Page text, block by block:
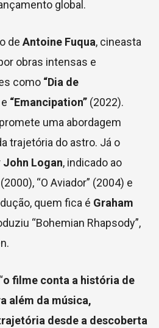
global.
de Antoine Fuqua, cineasta
obras intensas e
como “Dia de
“Emancipation” (2022).
uma abordagem
trajetória do astro. Já o
John Logan, indicado ao
“O Aviador” (2004) e
quem fica é Graham
“Bohemian Rhapsody”,
o filme conta a história de
além da música,
desde a descoberta